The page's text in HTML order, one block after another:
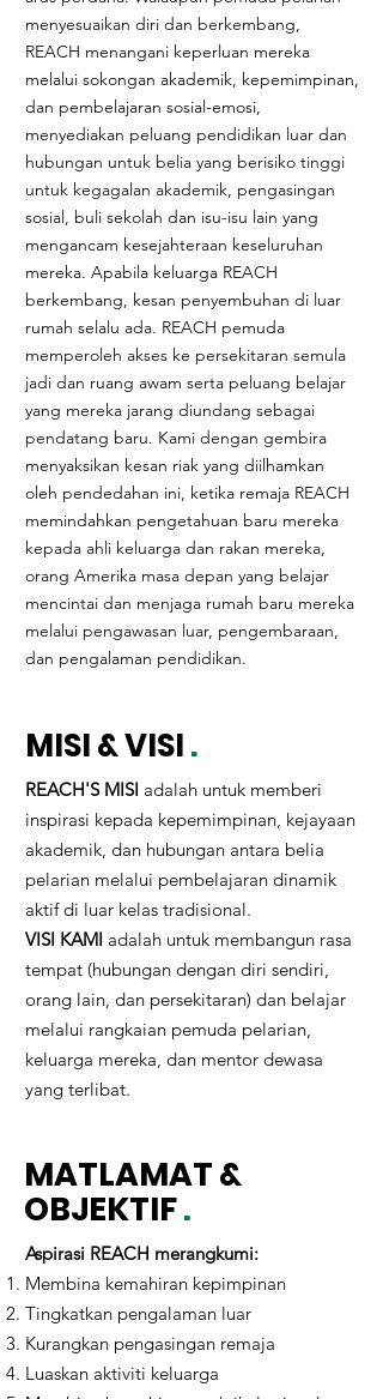
menyesuaikan diri dan berkembang,
REACH menangani keperluan mereka
melalui sokongan akademik, kepemimpinan,
dan pembelajaran sosial-emosi,
menyediakan peluang pendidikan luar dan
hubungan untuk belia yang berisiko tinggi
untuk kegagalan akademik, pengasingan
sosial, buli sekolah dan isu-isu lain yang
mengancam kesejahteraan keseluruhan
mereka. Apabila keluarga REACH
berkembang, kesan penyembuhan di luar
rumah selalu ada. REACH pemuda
memperoleh akses ke persekitaran semula
jadi dan ruang awam serta peluang belajar
yang mereka jarang diundang sebagai
pendatang baru. Kami dengan gembira
menyaksikan kesan riak yang diilhamkan
oleh pendedahan ini, ketika remaja REACH
memindahkan pengetahuan baru mereka
kepada ahli keluarga dan rakan mereka,
orang Amerika masa depan yang belajar
mencintai dan menjaga rumah baru mereka
melalui pengawasan luar, pengembaraan,
dan pengalaman pendidikan.
MISI & VISI.
REACH'S MISI adalah untuk memberi
inspirasi kepada kepemimpinan, kejayaan
akademik, dan hubungan antara belia
pelarian melalui pembelajaran dinamik
aktif di luar kelas tradisional.
VISI KAMI adalah untuk membangun rasa
tempat (hubungan dengan diri sendiri,
orang lain, dan persekitaran) dan belajar
melalui rangkaian pemuda pelarian,
keluarga mereka, dan mentor dewasa
yang terlibat.
MATLAMAT &
OBJEKTIF.
Aspirasi REACH merangkumi:
Membina kemahiran kepimpinan
Tingkatkan pengalaman luar
Kurangkan pengasingan remaja
Luaskan aktiviti keluarga